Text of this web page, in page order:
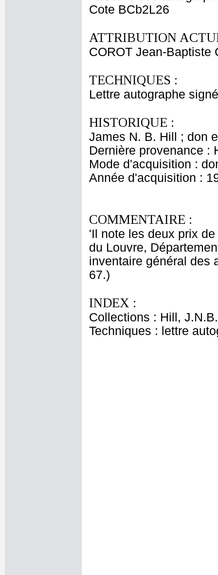
Cote BCb2L26
ATTRIBUTION
COROT Jean-Baptiste
TECHNIQUES :
Lettre autographe
HISTORIQUE :
James N. B. Hill ; don
Dernière provenance :
Mode d'acquisition :
Année d'acquisition :
COMMENTAIRE :
'Il note les deux prix
du Louvre,
inventaire général des
67.)
INDEX :
Collections : Hill, J.N.B.
Techniques : lettre